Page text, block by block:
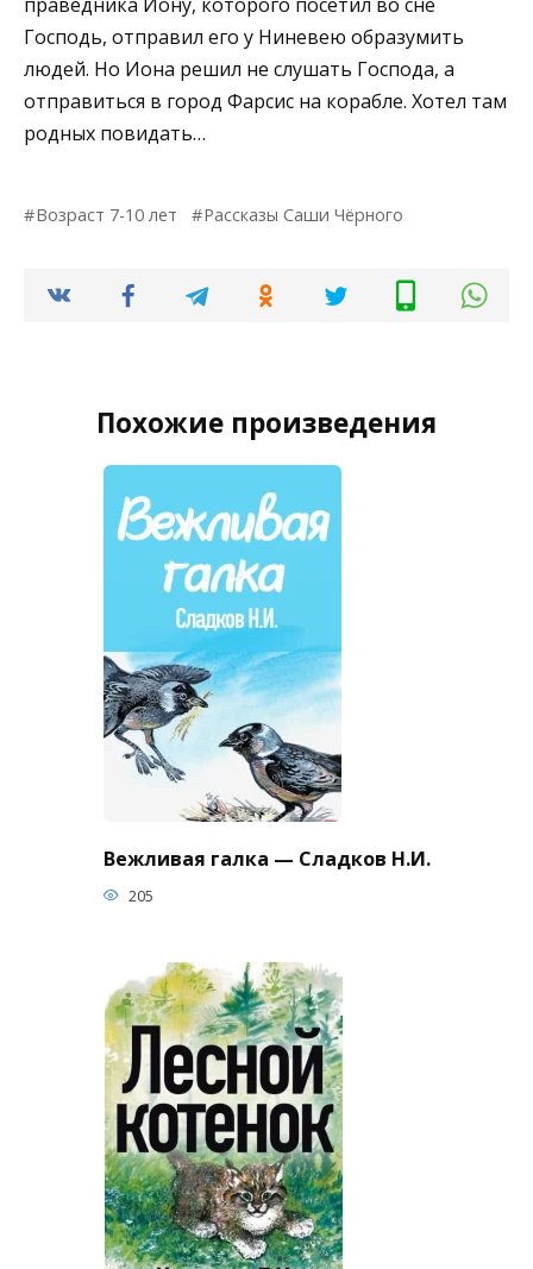
Господь, отправил его у Ниневею образумить
людей. Но Иона решил не слушать Господа, а
отправиться в город Фарсис на корабле. Хотел там
родных повидать…
Возраст 7-10 лет Рассказы Саши Чёрного
Похожие произведения
Вежливая галка — Сладков Н.И.
205